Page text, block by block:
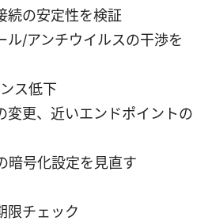
続の安定性を検証
ル/アンチウイルスの干渉を
ス低下
変更、近いエンドポイントの
暗号化設定を見直す
限チェック